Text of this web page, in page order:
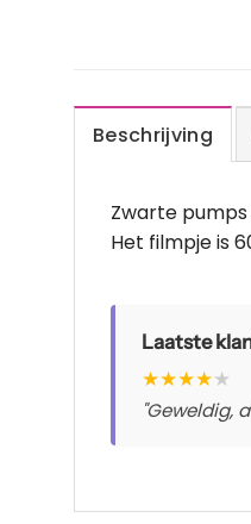
Beschrijving
Zwarte
Het filmpje is
Laatste
★★★★★
"Geweldig,